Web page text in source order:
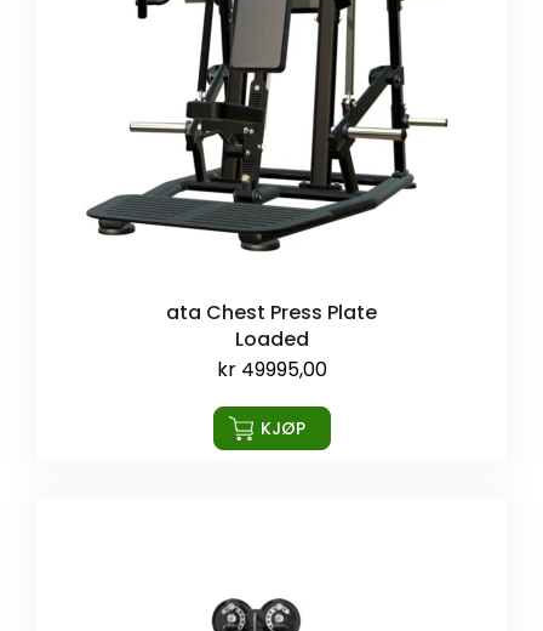
ata Chest Press Plate
Loaded
kr49995,00
KJØP